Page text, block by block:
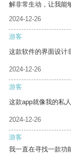
解非常生动，让我能
2024-12-26
游客
这款软件的界面设计
2024-12-26
游客
这款app就像我的私
2024-12-26
游客
我一直在寻找一款功